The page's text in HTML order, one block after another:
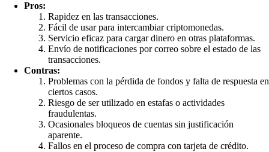
Pros:
Rapidez en las transacciones.
Fácil de usar para intercambiar criptomonedas.
Servicio eficaz para cargar dinero en otras plataformas.
Envío de notificaciones por correo sobre el estado de las
transacciones.
Contras:
Problemas con la pérdida de fondos y falta de respuesta en
ciertos casos.
Riesgo de ser utilizado en estafas o actividades
fraudulentas.
Ocasionales bloqueos de cuentas sin justificación
aparente.
Fallos en el proceso de compra con tarjeta de crédito.